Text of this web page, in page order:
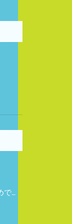
新年明けましておめでとうございます！！